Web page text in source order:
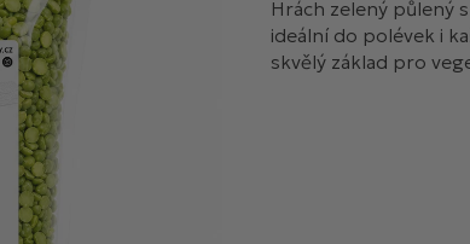
Hrách zelený půlený
ideální do polévek i
skvělý základ pro